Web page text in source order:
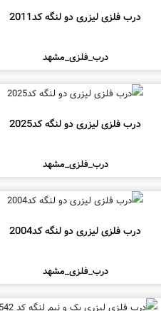
درب فلزی لیزری دو لنگه کد2011
درب_فلزی_مشهد
درب فلزی لیزری دو لنگه کد2025
درب_فلزی_مشهد
درب فلزی لیزری دو لنگه کد2004
درب_فلزی_مشهد